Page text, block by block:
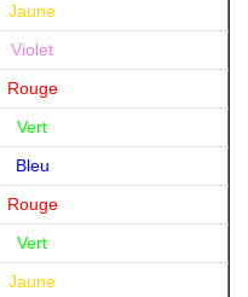
Jaune
Violet
Rouge
Vert
Bleu
Rouge
Vert
Jaune